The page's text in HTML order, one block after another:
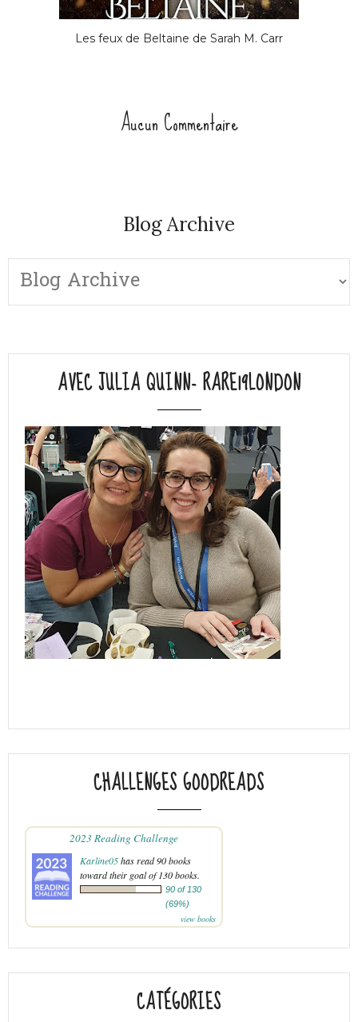
Les feux de Beltaine de Sarah M. Carr
Aucun Commentaire
Blog Archive
AVEC JULIA QUINN- RARE19LONDON
CHALLENGES GOODREADS
2023 Reading Challenge
Karline05has read 90 books
toward their goal of 130 books.
90 of 130
(69%)
view books
CATÉGORIES